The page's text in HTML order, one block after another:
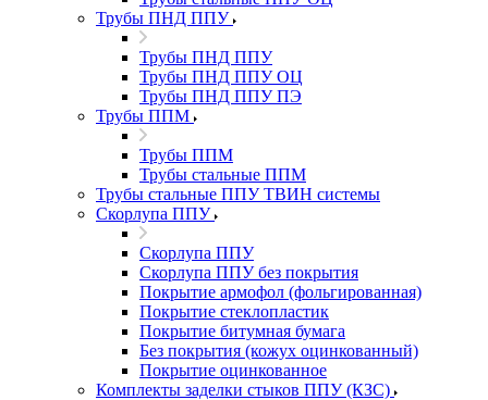
Трубы ПНД ППУ
Трубы ПНД ППУ
Трубы ПНД ППУ ОЦ
Трубы ПНД ППУ ПЭ
Трубы ППМ
Трубы ППМ
Трубы стальные ППМ
Трубы стальные ППУ ТВИН системы
Скорлупа ППУ
Скорлупа ППУ
Скорлупа ППУ без покрытия
Покрытие армофол (фольгированная)
Покрытие стеклопластик
Покрытие битумная бумага
Без покрытия (кожух оцинкованный)
Покрытие оцинкованное
Комплекты заделки стыков ППУ (КЗС)